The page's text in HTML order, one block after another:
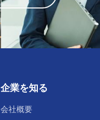
企業を知る
会社概要